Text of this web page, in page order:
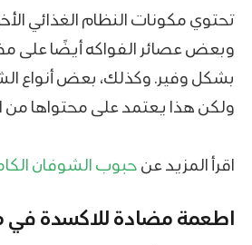
تحتوي مكونات النظام الغذائي
وبعض عصائر الفواكه أيضًا على
بشكل وفير. وكذلك، بعض أنواع
ولكن هذا يعتمد على محتواها من
اقرأ المزيد عن حبوب الشوفان
اطعمة مضادة للاكسدة